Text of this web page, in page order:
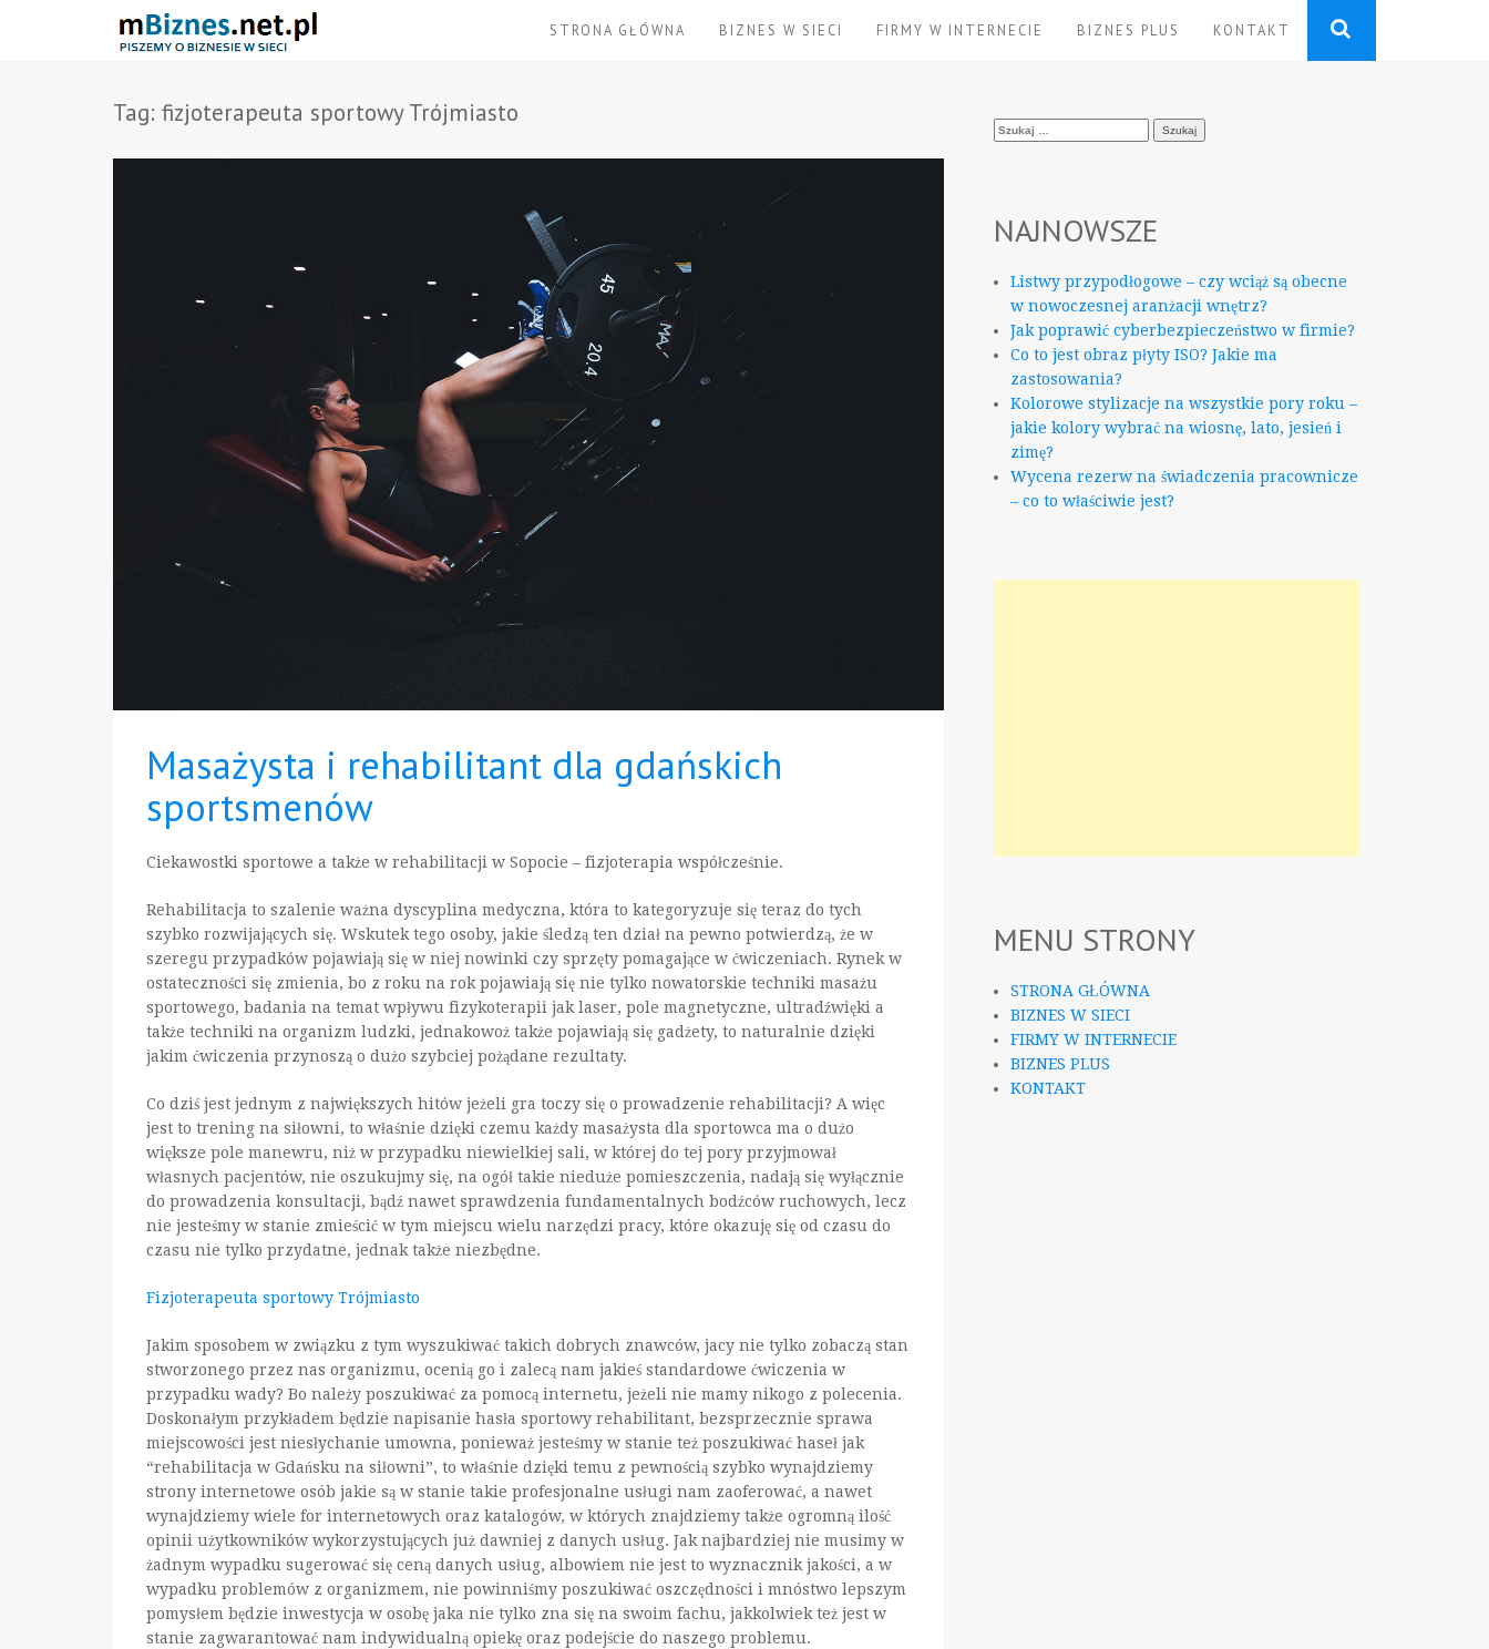
STRONA GŁÓWNA BIZNES W SIECI FIRMY W INTERNECIE BIZNES PLUS KONTAKT
Tag: fizjoterapeuta sportowy Trójmiasto
Masażysta i rehabilitant dla gdańskich
sportsmenów
Ciekawostki sportowe a także w rehabilitacji w Sopocie – fizjoterapia współcześnie.
Rehabilitacja to szalenie ważna dyscyplina medyczna, która to kategoryzuje się teraz do tych
szybko rozwijających się. Wskutek tego osoby, jakie śledzą ten dział na pewno potwierdzą, że w
szeregu przypadków pojawiają się w niej nowinki czy sprzęty pomagające w ćwiczeniach. Rynek w
ostateczności się zmienia, bo z roku na rok pojawiają się nie tylko nowatorskie techniki masażu
sportowego, badania na temat wpływu fizykoterapii jak laser, pole magnetyczne, ultradźwięki a
także techniki na organizm ludzki, jednakowoż także pojawiają się gadżety, to naturalnie dzięki
jakim ćwiczenia przynoszą o dużo szybciej pożądane rezultaty.
Co dziś jest jednym z największych hitów jeżeli gra toczy się o prowadzenie rehabilitacji? A więc
jest to trening na siłowni, to właśnie dzięki czemu każdy masażysta dla sportowca ma o dużo
większe pole manewru, niż w przypadku niewielkiej sali, w której do tej pory przyjmował
własnych pacjentów, nie oszukujmy się, na ogół takie nieduże pomieszczenia, nadają się wyłącznie
do prowadzenia konsultacji, bądź nawet sprawdzenia fundamentalnych bodźców ruchowych, lecz
nie jesteśmy w stanie zmieścić w tym miejscu wielu narzędzi pracy, które okazuję się od czasu do
czasu nie tylko przydatne, jednak także niezbędne.
Fizjoterapeuta sportowy Trójmiasto
Jakim sposobem w związku z tym wyszukiwać takich dobrych znawców, jacy nie tylko zobaczą stan
stworzonego przez nas organizmu, ocenią go i zalecą nam jakieś standardowe ćwiczenia w
przypadku wady? Bo należy poszukiwać za pomocą internetu, jeżeli nie mamy nikogo z polecenia.
Doskonałym przykładem będzie napisanie hasła sportowy rehabilitant, bezsprzecznie sprawa
miejscowości jest niesłychanie umowna, ponieważ jesteśmy w stanie też poszukiwać haseł jak
“rehabilitacja w Gdańsku na siłowni”, to właśnie dzięki temu z pewnością szybko wynajdziemy
strony internetowe osób jakie są w stanie takie profesjonalne usługi nam zaoferować, a nawet
wynajdziemy wiele for internetowych oraz katalogów, w których znajdziemy także ogromną ilość
opinii użytkowników wykorzystujących już dawniej z danych usług. Jak najbardziej nie musimy w
żadnym wypadku sugerować się ceną danych usług, albowiem nie jest to wyznacznik jakości, a w
wypadku problemów z organizmem, nie powinniśmy poszukiwać oszczędności i mnóstwo lepszym
pomysłem będzie inwestycja w osobę jaka nie tylko zna się na swoim fachu, jakkolwiek też jest w
stanie zagwarantować nam indywidualną opiekę oraz podejście do naszego problemu.
Szukaj:
NAJNOWSZE
Listwy przypodłogowe – czy wciąż są obecne
w nowoczesnej aranżacji wnętrz?
Jak poprawić cyberbezpieczeństwo w firmie?
Co to jest obraz płyty ISO? Jakie ma
zastosowania?
Kolorowe stylizacje na wszystkie pory roku –
jakie kolory wybrać na wiosnę, lato, jesień i
zimę?
Wycena rezerw na świadczenia pracownicze
– co to właściwie jest?
MENU STRONY
STRONA GŁÓWNA
BIZNES W SIECI
FIRMY W INTERNECIE
BIZNES PLUS
KONTAKT